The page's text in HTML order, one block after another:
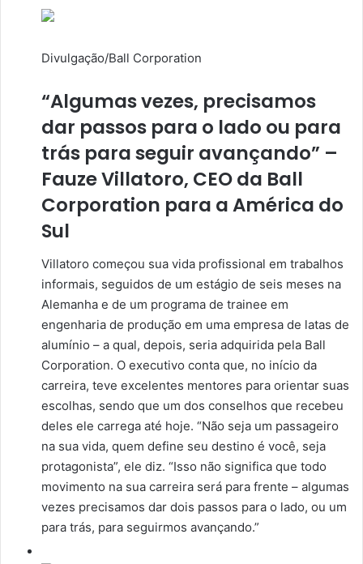
Divulgação/Ball Corporation
“Algumas vezes, precisamos
dar passos para o lado ou para
trás para seguir avançando” –
Fauze Villatoro, CEO da Ball
Corporation para a América do
Sul
Villatoro começou sua vida profissional em trabalhos
informais, seguidos de um estágio de seis meses na
Alemanha e de um programa de trainee em
engenharia de produção em uma empresa de latas de
alumínio – a qual, depois, seria adquirida pela Ball
Corporation. O executivo conta que, no início da
carreira, teve excelentes mentores para orientar suas
escolhas, sendo que um dos conselhos que recebeu
deles ele carrega até hoje. “Não seja um passageiro
na sua vida, quem define seu destino é você, seja
protagonista”, ele diz. “Isso não significa que todo
movimento na sua carreira será para frente – algumas
vezes precisamos dar dois passos para o lado, ou um
para trás, para seguirmos avançando.”